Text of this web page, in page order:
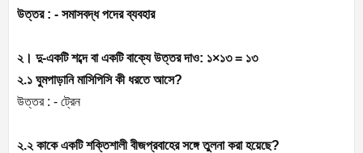
উত্তর : - সমাসবদ্ধ পদের ব্যবহার
২। দু-একটি শব্দে বা একটি বাক্যে উত্তর দাও: ১×১৩ = ১৩
২.১ ঘুমপাড়ানি মাসিপিসি কী ধরতে আসে?
উত্তর : - ট্রেন
২.২ কাকে একটি শক্তিশালী বীজপ্রবাহের সঙ্গে তুলনা করা হয়েছে?